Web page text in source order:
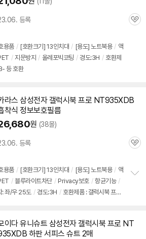
등록
관
용품 / [호환크기] 13인치대 / [용도] 노트북용 / 액
/ 지문방지 / 올레포빅코팅 / 경도:3H / 호환제
등 호환
라스 삼성전자 갤럭시북 프로 NT935XDB
착식 정보보호필름
원 (38몰)
등록
관
용품 / [호환크기] 13인치대 / [용도] 노트북용 / 액
/ 블루라이트차단 / Privacy보호 / 항균기능 /
: 좌/우 25도 / 경도:3H / 호환제품 : 갤럭시북 프로
이다 유니슈트 삼성전자 갤럭시북 프로 NT
하판 서피스 슈트 2매